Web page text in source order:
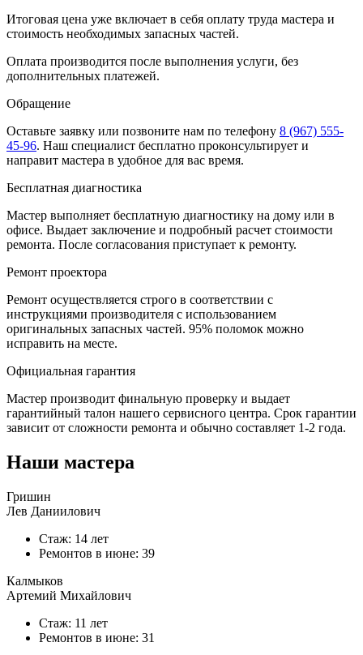
Итоговая цена уже включает в себя оплату труда мастера и
стоимость необходимых запасных частей.
Оплата производится после выполнения услуги, без
дополнительных платежей.
Обращение
Оставьте заявку или позвоните нам по телефону 8 (967) 555-
45-96. Наш специалист бесплатно проконсультирует и
направит мастера в удобное для вас время.
Бесплатная диагностика
Мастер выполняет бесплатную диагностику на дому или в
офисе. Выдает заключение и подробный расчет стоимости
ремонта. После согласования приступает к ремонту.
Ремонт проектора
Ремонт осуществляется строго в соответствии с
инструкциями производителя с использованием
оригинальных запасных частей. 95% поломок можно
исправить на месте.
Официальная гарантия
Мастер производит финальную проверку и выдает
гарантийный талон нашего сервисного центра. Срок гарантии
зависит от сложности ремонта и обычно составляет 1-2 года.
Наши мастера
Гришин
Лев Даниилович
Стаж: 14 лет
Ремонтов в июне: 39
Калмыков
Артемий Михайлович
Стаж: 11 лет
Ремонтов в июне: 31